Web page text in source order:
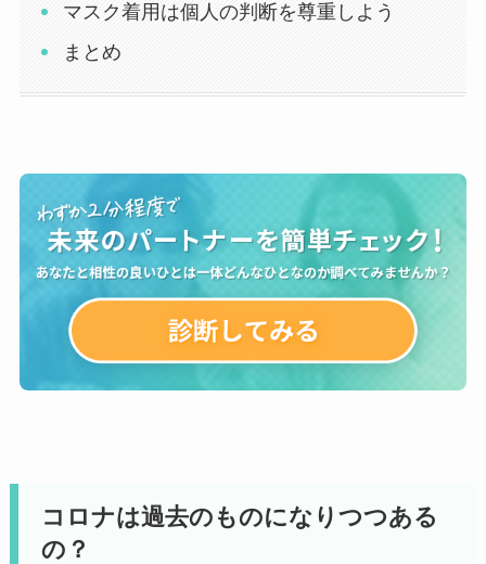
マスク着用は個人の判断を尊重しよう
まとめ
コロナは過去のものになりつつある
の？